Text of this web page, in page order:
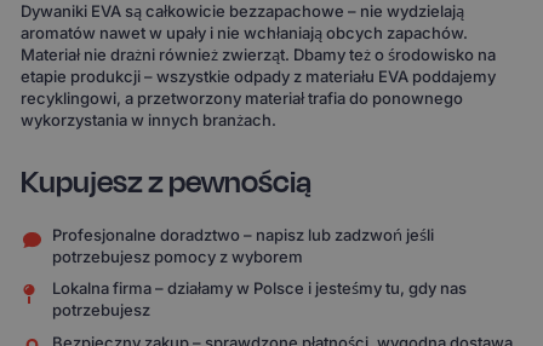
Dywaniki EVA są całkowicie bezzapachowe – nie wydzielają
aromatów nawet w upały i nie wchłaniają obcych zapachów.
Materiał nie drażni również zwierząt. Dbamy też o środowisko na
etapie produkcji – wszystkie odpady z materiału EVA poddajemy
recyklingowi, a przetworzony materiał trafia do ponownego
wykorzystania w innych branżach.
Kupujesz z pewnością
Profesjonalne doradztwo – napisz lub zadzwoń jeśli
potrzebujesz pomocy z wyborem
Lokalna firma – działamy w Polsce i jesteśmy tu, gdy nas
potrzebujesz